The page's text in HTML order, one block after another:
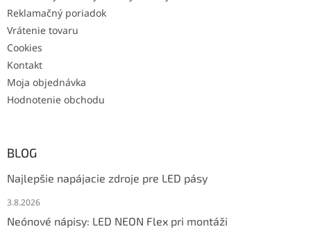
Reklamačný poriadok
Vrátenie tovaru
Cookies
Kontakt
Moja objednávka
Hodnotenie obchodu
BLOG
Najlepšie napájacie zdroje pre LED pásy
3.8.2026
Neónové nápisy: LED NEON Flex pri montáži